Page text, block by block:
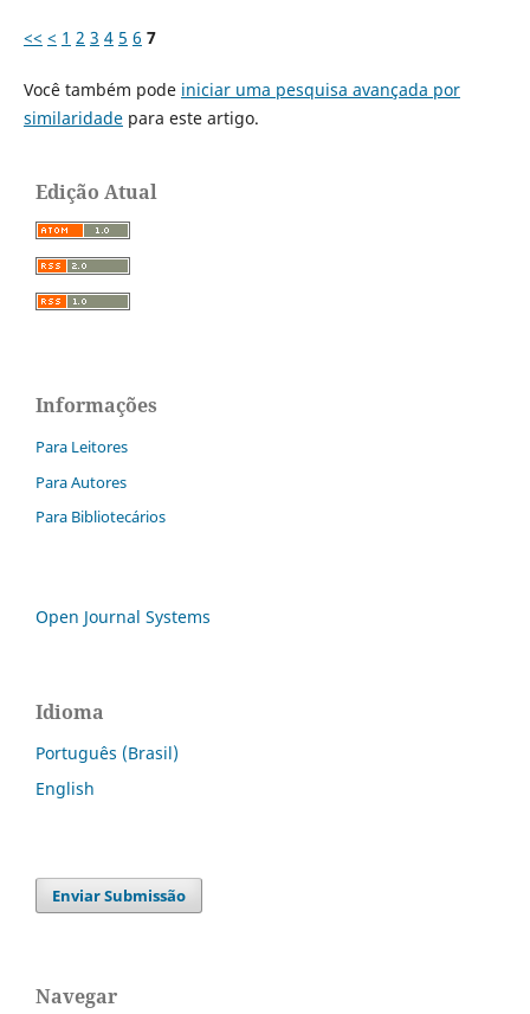
<< < 1 2 3 4 5 6 7
Você também pode iniciar uma pesquisa avançada por
similaridadepara este artigo.
Edição Atual
Informações
Para Leitores
Para Autores
Para Bibliotecários
Open Journal Systems
Idioma
Português (Brasil)
English
Enviar Submissão
Navegar